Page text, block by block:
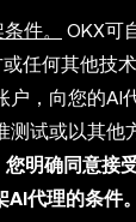
件。
OKX可
任何其他技
，向您的AI
测试或以其他
您明确同意接
代理的条件。